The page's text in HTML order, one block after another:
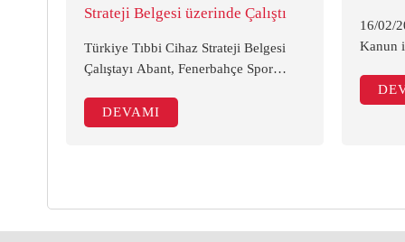
Strateji Belgesi üzerinde Çalıştı
Türkiye Tıbbi Cihaz Strateji Belgesi
Çalıştayı Abant, Fenerbahçe Spor
-27 Şubat 2016 tarihinde gerçekleşti.
DEVAMI
16/02/
Kanun